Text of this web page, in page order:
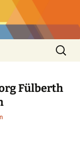
Suchen
nach:
Fülberth